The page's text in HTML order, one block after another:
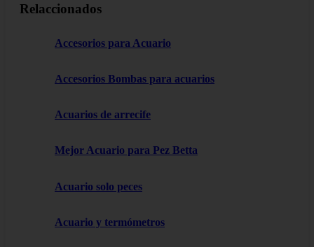
Relaccionados
Accesorios para Acuario
Accesorios Bombas para acuarios
Acuarios de arrecife
Mejor Acuario para Pez Betta
Acuario solo peces
Acuario y termómetros